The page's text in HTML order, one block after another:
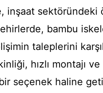
inşaat sektöründeki
bambu
taleplerini
hızlı montajı
seçenek haline